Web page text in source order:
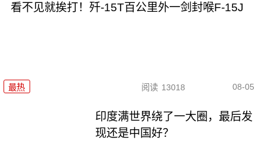
看不见就挨打！歼-15T百公里外一剑封喉F-15J
最热 阅读 13018 08-05
印度满世界绕了一大圈，最后发
现还是中国好？